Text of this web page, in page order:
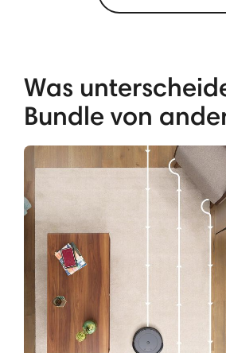
Was
Bundle von